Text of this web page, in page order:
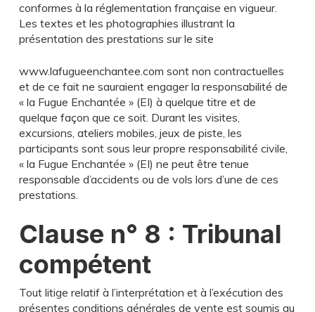
conformes à la réglementation française en vigueur.
Les textes et les photographies illustrant la
présentation des prestations sur le site
www.lafugueenchantee.com sont non contractuelles
et de ce fait ne sauraient engager la responsabilité de
« la Fugue Enchantée » (EI) à quelque titre et de
quelque façon que ce soit. Durant les visites,
excursions, ateliers mobiles, jeux de piste, les
participants sont sous leur propre responsabilité civile,
« la Fugue Enchantée » (EI) ne peut être tenue
responsable d’accidents ou de vols lors d’une de ces
prestations.
Clause n° 8 : Tribunal
compétent
Tout litige relatif à l’interprétation et à l’exécution des
présentes conditions générales de vente est soumis au